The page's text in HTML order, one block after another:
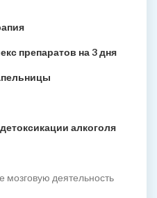
препаратов на 3 дня
алкоголя
деятельность